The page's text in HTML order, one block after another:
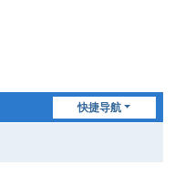
快捷导航